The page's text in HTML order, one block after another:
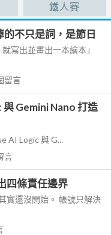
鐵人賽
不只是詞，是節日
寫出並畫出一本繪本」
留言
Gemini Nano 打造
AI Logic 與 G...
言
四條責任邊界
實還沒開始。 帳號只解決